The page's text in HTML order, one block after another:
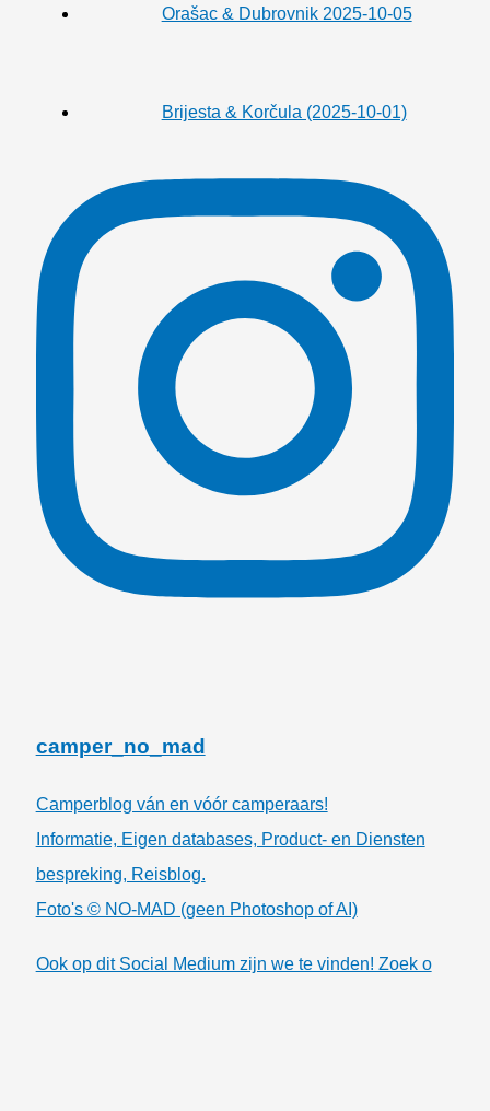
Orašac & Dubrovnik 2025-10-05
Brijesta & Korčula (2025-10-01)
camper_no_mad
Camperblog ván en vóór camperaars!
Informatie, Eigen databases, Product- en Diensten
bespreking, Reisblog.
Foto's © NO-MAD (geen Photoshop of AI)
Ook op dit Social Medium zijn we te vinden! Zoek o